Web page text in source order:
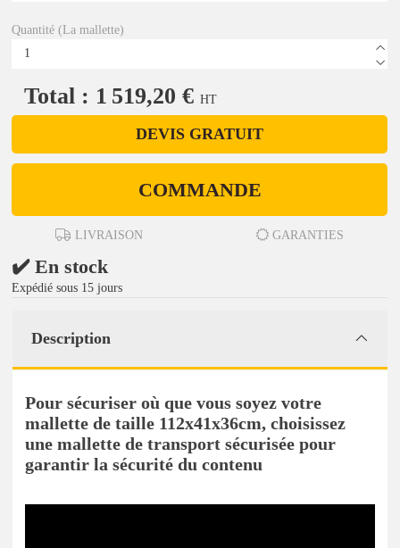
Quantité (La mallette)
Total : 1 519,20 € HT
DEVIS GRATUIT
COMMANDE
LIVRAISON GARANTIES
✔️ En stock
Expédié sous 15 jours
Description
Pour sécuriser où que vous soyez votre
mallette de taille 112x41x36cm, choisissez
une mallette de transport sécurisée pour
garantir la sécurité du contenu